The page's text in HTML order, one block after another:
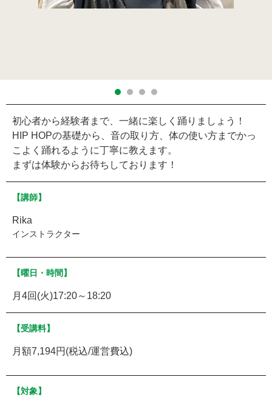
初心者から経験者まで、一緒に楽しく踊りましょう！
HIP HOPの基礎から、音の取り方、体の使い方までかっ
こよく踊れるように丁寧に教えます。
まずは体験からお待ちしております！
【講師】
Rika
インストラクター
【曜日・時間】
月4回(火)17:20～18:20
【受講料】
月額7,194円(税込/運営費込)
【対象】